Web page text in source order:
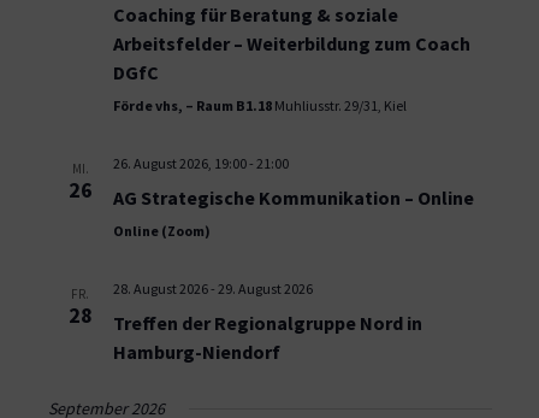
Coaching für Beratung & soziale
Arbeitsfelder – Weiterbildung zum Coach
DGfC
Förde vhs, – Raum B1.18 Muhliusstr. 29/31, Kiel
MI.
26
26. August 2026, 19:00- 21:00
AG Strategische Kommunikation – Online
Online (Zoom)
FR.
28
28. August 2026- 29. August 2026
Treffen der Regionalgruppe Nord in
Hamburg-Niendorf
September 2026